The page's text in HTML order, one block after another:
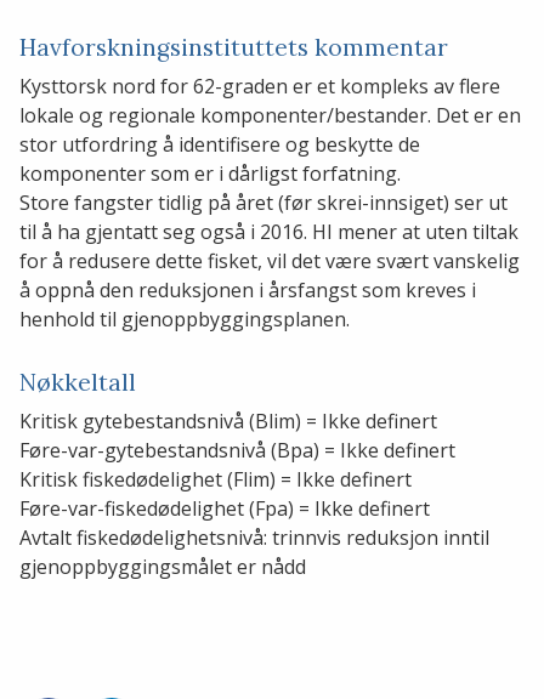
Havforskningsinstituttets kommentar
Kysttorsk nord for 62-graden er et kompleks av flere
lokale og regionale komponenter/bestander. Det er en
stor utfordring å identifisere og beskytte de
komponenter som er i dårligst forfatning.
Store fangster tidlig på året (før skrei-innsiget) ser ut
til å ha gjentatt seg også i 2016. HI mener at uten tiltak
for å redusere dette fisket, vil det være svært vanskelig
å oppnå den reduksjonen i årsfangst som kreves i
henhold til gjenoppbyggingsplanen.
Nøkkeltall
Kritisk gytebestandsnivå (Blim) = Ikke definert
Føre-var-gytebestandsnivå (Bpa) = Ikke definert
Kritisk fiskedødelighet (Flim) = Ikke definert
Føre-var-fiskedødelighet (Fpa) = Ikke definert
Avtalt fiskedødelighetsnivå: trinnvis reduksjon inntil
gjenoppbyggingsmålet er nådd